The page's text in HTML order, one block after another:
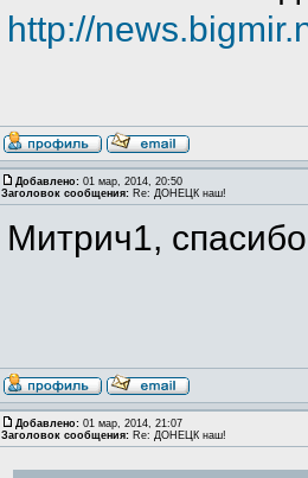
http://
Добавлено: 01 мар, 2014, 20:50
Заголовок сообщения: Re: ДОНЕЦК наш!
Митрич1,
Добавлено: 01 мар, 2014, 21:07
Заголовок сообщения: Re: ДОНЕЦК наш!